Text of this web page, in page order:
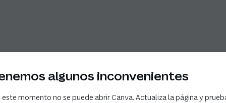
algunos inconvenientes
este momento no se puede abrir Canva. Actualiza la página y